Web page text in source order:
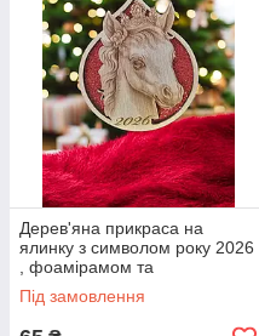
Дерев'яна прикраса на
ялинку з символом року 2026
, фоамірамом та
гравіюванням
Під замовлення